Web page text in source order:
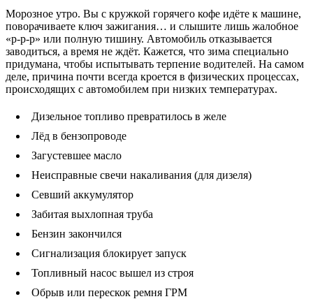
Морозное утро. Вы с кружкой горячего кофе идёте к машине,
поворачиваете ключ зажигания… и слышите лишь жалобное
«р-р-р» или полную тишину. Автомобиль отказывается
заводиться, а время не ждёт. Кажется, что зима специально
придумана, чтобы испытывать терпение водителей. На самом
деле, причина почти всегда кроется в физических процессах,
происходящих с автомобилем при низких температурах.
Дизельное топливо превратилось в желе
Лёд в бензопроводе
Загустевшее масло
Неисправные свечи накаливания (для дизеля)
Севший аккумулятор
Забитая выхлопная труба
Бензин закончился
Сигнализация блокирует запуск
Топливный насос вышел из строя
Обрыв или перескок ремня ГРМ